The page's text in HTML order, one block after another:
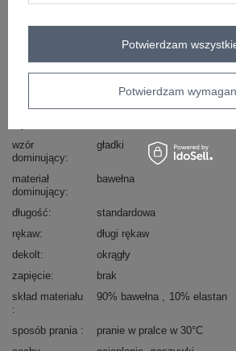
sposób prania : pranie w pralce w 30°C
wzór
dominujący
gładki
materiał
dominujący
bawełna
długość
standardowa
rękaw
długi rękaw
dekolt
okrągły
zapięcie
brak
skład materiału
90% bawełna 10% elastan
sposób prania
pranie w pralce w 30°C
Potwierdzam
Potwierdzam